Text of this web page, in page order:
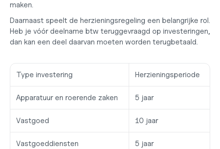
maken.
Daarnaast speelt de herzieningsregeling een belangrijke rol.
Heb je vóór deelname btw teruggevraagd op investeringen,
dan kan een deel daarvan moeten worden terugbetaald.
Type investering Herzieningsperiode
Apparatuur en roerende zaken 5 jaar
Vastgoed 10 jaar
Vastgoeddiensten 5 jaar